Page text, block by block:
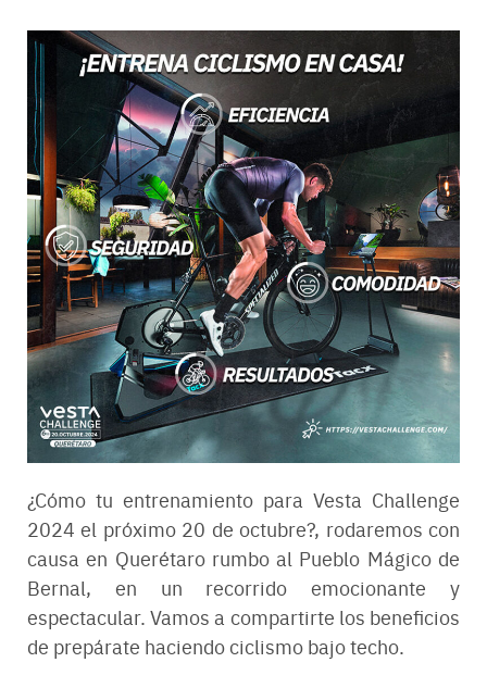
¿Cómo tu entrenamiento para Vesta Challenge
2024 el próximo 20 de octubre?, rodaremos con
causa en Querétaro rumbo al Pueblo Mágico de
Bernal, en un recorrido emocionante y
espectacular. Vamos a compartirte los beneficios
de prepárate haciendo ciclismo bajo techo.